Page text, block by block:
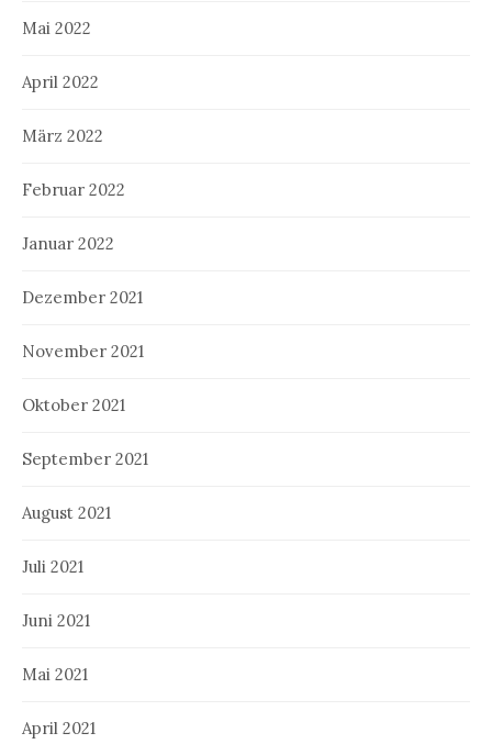
Mai 2022
April 2022
März 2022
Februar 2022
Januar 2022
Dezember 2021
November 2021
Oktober 2021
September 2021
August 2021
Juli 2021
Juni 2021
Mai 2021
April 2021